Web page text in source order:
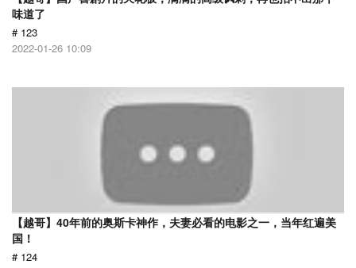
味道了
# 123
2022-01-26 10:09
【越哥】40年前的奥斯卡神作，夫妻必看的电影之一，当年红遍美
国！
# 124